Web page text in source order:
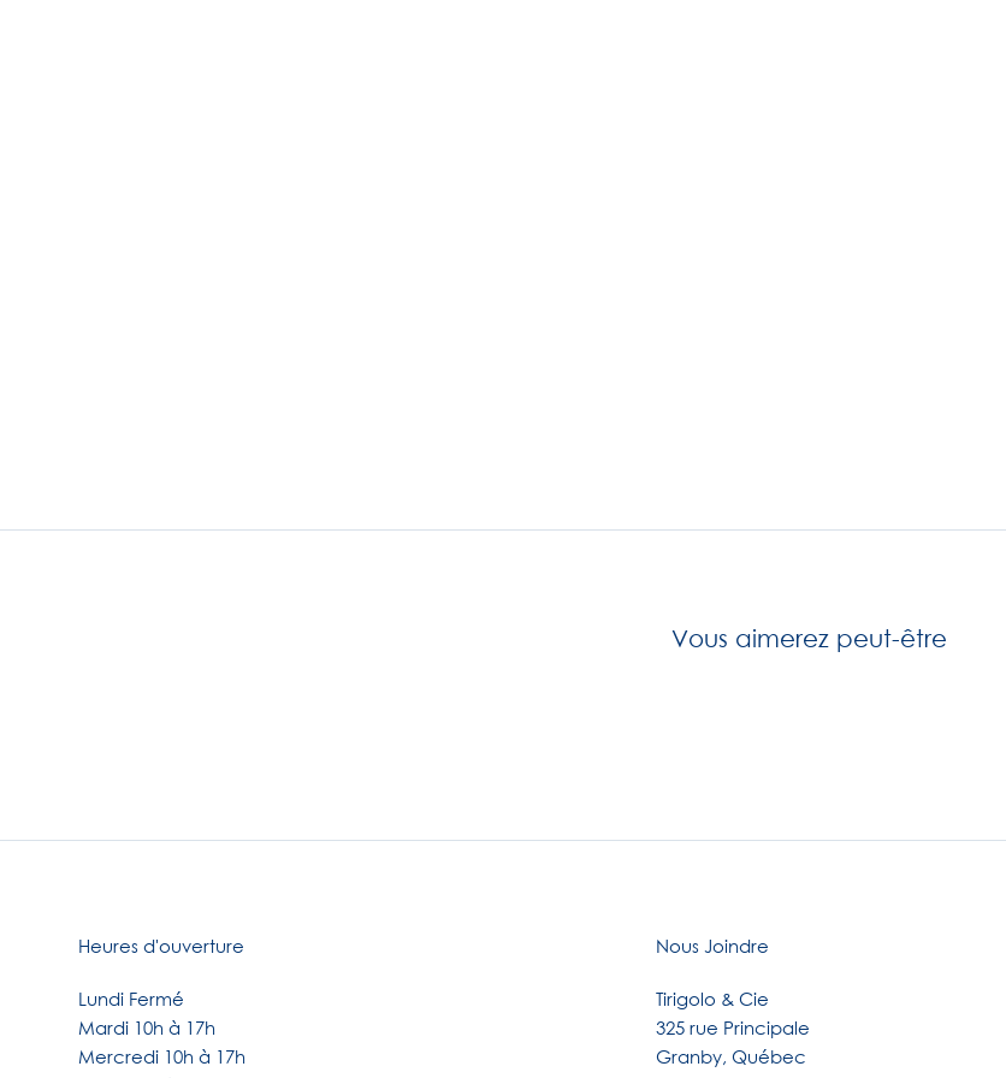
Vous aimerez peut-être
Heures d'ouverture
Lundi Fermé
Mardi 10h à 17h
Mercredi 10h à 17h
Nous Joindre
Tirigolo & Cie
325 rue Principale
Granby, Québec